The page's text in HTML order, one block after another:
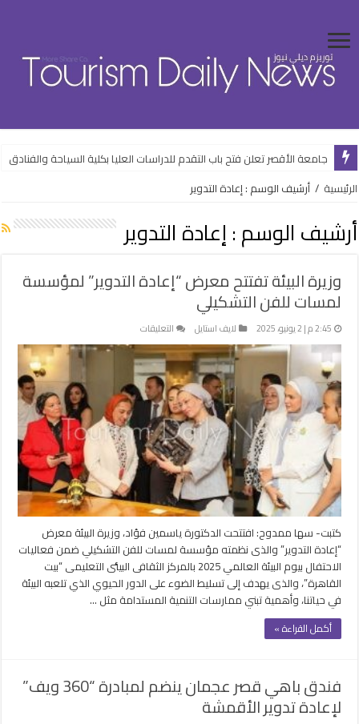
جامعة الأقصر تعلن فتح باب التقدم للدراسات العليا بكلية السياحة والفنادق
الرئيسية / أرشيف الوسم : إعادة التدوير
أرشيف الوسم :إعادة التدوير
وزيرة البيئة تفتتح معرض “إعادة التدوير” لمؤسسة
لمسات للفن التشكيلي
2:45 م | 2 يونيو، 2025 لايف استايل التعليقات
وزيرة
البيئة
تفتتح
معرض
“إعادة
التدوير”
لمؤسسة
لمسات
للفن
التشكيلي
مغلقة
كتبت- سها ممدوح: افتتحت الدكتورة ياسمين فؤاد، وزيرة البيئة معرض
“إعادة التدوير” والذى نظمته مؤسسة لمسات للفن التشكيلي ضمن فعاليات
الاحتفال بيوم البيئة العالمي 2025 بالمركز الثقافى البيئى التعليمى “بيت
القاهرة”، والذى يهدف إلى تسليط الضوء على الدور الحيوي الذي تلعبه البيئة
في حياتنا، وأهمية تبني ممارسات التنمية المستدامة مثل …
أكمل القراءة »
فندق باهي قصر عجمان ينضم لمبادرة “360 ويف”
لإعادة تدوير الأقمشة